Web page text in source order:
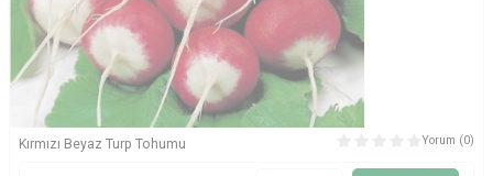
Kırmızı Beyaz Turp Tohumu Yorum (0)